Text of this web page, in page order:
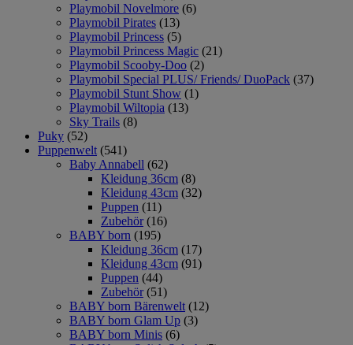
Playmobil Novelmore (6)
Playmobil Pirates (13)
Playmobil Princess (5)
Playmobil Princess Magic (21)
Playmobil Scooby-Doo (2)
Playmobil Special PLUS/ Friends/ DuoPack (37)
Playmobil Stunt Show (1)
Playmobil Wiltopia (13)
Sky Trails (8)
Puky (52)
Puppenwelt (541)
Baby Annabell (62)
Kleidung 36cm (8)
Kleidung 43cm (32)
Puppen (11)
Zubehör (16)
BABY born (195)
Kleidung 36cm (17)
Kleidung 43cm (91)
Puppen (44)
Zubehör (51)
BABY born Bärenwelt (12)
BABY born Glam Up (3)
BABY born Minis (6)